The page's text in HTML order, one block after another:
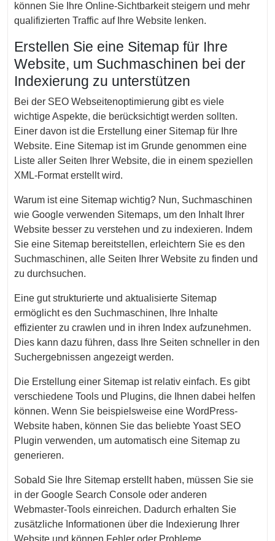
können Sie Ihre Online-Sichtbarkeit steigern und mehr
qualifizierten Traffic auf Ihre Website lenken.
Erstellen Sie eine Sitemap für Ihre
Website, um Suchmaschinen bei der
Indexierung zu unterstützen
Bei der SEO Webseitenoptimierung gibt es viele
wichtige Aspekte, die berücksichtigt werden sollten.
Einer davon ist die Erstellung einer Sitemap für Ihre
Website. Eine Sitemap ist im Grunde genommen eine
Liste aller Seiten Ihrer Website, die in einem speziellen
XML-Format erstellt wird.
Warum ist eine Sitemap wichtig? Nun, Suchmaschinen
wie Google verwenden Sitemaps, um den Inhalt Ihrer
Website besser zu verstehen und zu indexieren. Indem
Sie eine Sitemap bereitstellen, erleichtern Sie es den
Suchmaschinen, alle Seiten Ihrer Website zu finden und
zu durchsuchen.
Eine gut strukturierte und aktualisierte Sitemap
ermöglicht es den Suchmaschinen, Ihre Inhalte
effizienter zu crawlen und in ihren Index aufzunehmen.
Dies kann dazu führen, dass Ihre Seiten schneller in den
Suchergebnissen angezeigt werden.
Die Erstellung einer Sitemap ist relativ einfach. Es gibt
verschiedene Tools und Plugins, die Ihnen dabei helfen
können. Wenn Sie beispielsweise eine WordPress-
Website haben, können Sie das beliebte Yoast SEO
Plugin verwenden, um automatisch eine Sitemap zu
generieren.
Sobald Sie Ihre Sitemap erstellt haben, müssen Sie sie
in der Google Search Console oder anderen
Webmaster-Tools einreichen. Dadurch erhalten Sie
zusätzliche Informationen über die Indexierung Ihrer
Website und können Fehler oder Probleme